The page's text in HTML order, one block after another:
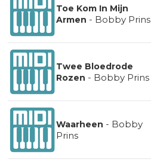
Toe Kom In Mijn
Armen - Bobby Prins
Twee Bloedrode
Rozen - Bobby Prins
Waarheen - Bobby
Prins